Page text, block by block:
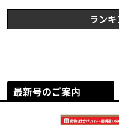
ラン
最新号のご案内